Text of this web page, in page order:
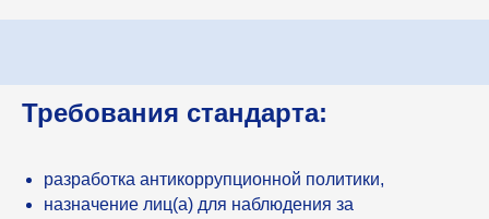
Требования стандарта:
разработка антикоррупционной политики,
назначение лиц(а) для наблюдения за